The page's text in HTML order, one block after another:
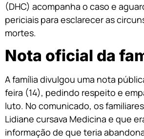
(DHC) acompanha o caso e
periciais para esclarecer as
mortes.
Nota oficial da
A família divulgou uma nota
feira (14), pedindo respeito e
luto. No comunicado, os
Lidiane cursava Medicina e que
informação de que teria